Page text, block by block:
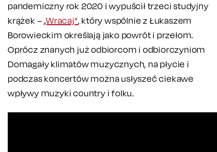
pandemiczny rok 2020 i wypuścił trzeci studyjny
krążek –„Wracaj”, który wspólnie z Łukaszem
Borowieckim określają jako powrót i przełom.
Oprócz znanych już odbiorcom i odbiorczyniom
Domagały klimatów muzycznych, na płycie i
podczas koncertów można usłyszeć ciekawe
wpływy muzyki country i folku.